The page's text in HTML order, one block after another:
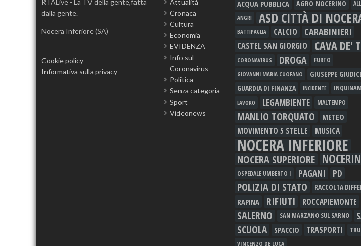
RTALive - La TV della gente,fatta
dalla gente.
Nocera Inferiore (SA)
Cookie policy
Informativa sulla privacy
Attualità
Cronaca
Cultura
Economia
EVIDENZA
Info sul
Coronavirus
Politica
Senza categoria
Sport
Videonews
ACQUA PUBBLICA AGRO NOCERINO
ANGRI
ASD CITTÀ DI
BATTIPAGLIA CALCIO CARABINIERI
CASTEL SAN GIORGIO CAVA DE'
CORONAVIRUS DROGA FURTO
GIOVANNI MARIA CUOFANO GIUSEPPE
GUARDIA DI FINANZA INCIDENTE
LAVORO LEGAMBIENTE MALTEMPO
MANLIO TORQUATO METEO
MOVIMENTO 5 STELLE MUSICA
NOCERA INFERIORE
NOCERA SUPERIORE
OSPEDALE UMBERTO I PAGANI PD
POLIZIA DI STATO RACCOLTA
RAPINA RIFIUTI ROCCAPIEMONTE
SALERNO SAN MARZANO SUL SARNO
SCUOLA SPACCIO TRASPORTI
VINCENZO DE LUCA